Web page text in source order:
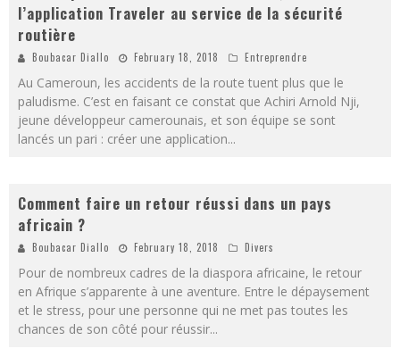
l’application Traveler au service de la sécurité
routière
Boubacar Diallo February 18, 2018 Entreprendre
Au Cameroun, les accidents de la route tuent plus que le
paludisme. C’est en faisant ce constat que Achiri Arnold Nji,
jeune développeur camerounais, et son équipe se sont
lancés un pari : créer une application...
Comment faire un retour réussi dans un pays
africain ?
Boubacar Diallo February 18, 2018 Divers
Pour de nombreux cadres de la diaspora africaine, le retour
en Afrique s’apparente à une aventure. Entre le dépaysement
et le stress, pour une personne qui ne met pas toutes les
chances de son côté pour réussir...